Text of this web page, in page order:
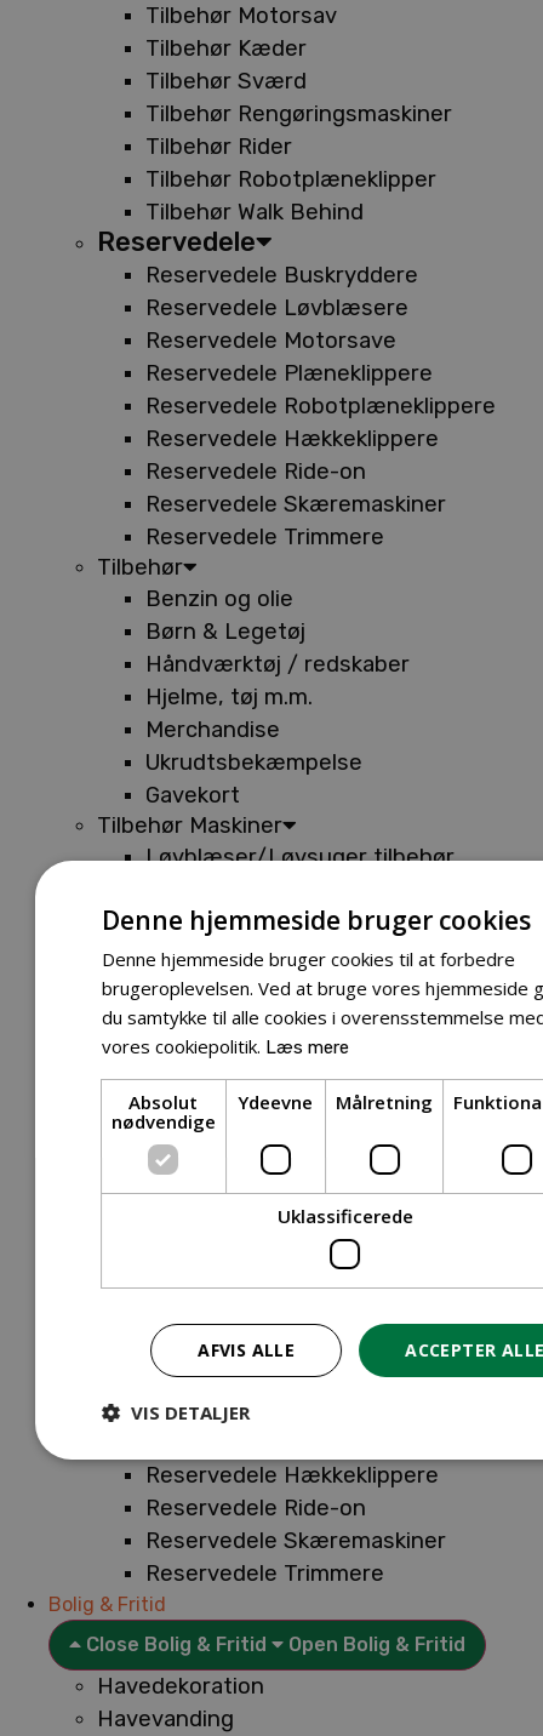
Tilbehør Motorsav
Tilbehør Kæder
Tilbehør Sværd
Tilbehør Rengøringsmaskiner
Tilbehør Rider
Tilbehør Robotplæneklipper
Tilbehør Walk Behind
Reservedele
Reservedele Buskryddere
Reservedele Løvblæsere
Reservedele Motorsave
Reservedele Plæneklippere
Reservedele Robotplæneklippere
Reservedele Hækkeklippere
Reservedele Ride-on
Reservedele Skæremaskiner
Reservedele Trimmere
Tilbehør
Benzin og olie
Børn & Legetøj
Håndværktøj / redskaber
Hjelme, tøj m.m.
Merchandise
Ukrudtsbekæmpelse
Gavekort
Tilbehør Maskiner
Løvblæser/Løvsuger tilbehør
Tilbehør Buskryddere og Trimmere
Tilbehør Entreprenørudstyr
Tilbehør Havetraktor
Tilbehør Hækkeklippere
Tilbehør Motorsav
Tilbehør Kæder
Tilbehør Sværd
Tilbehør Rengøringsmaskiner
Tilbehør Robotplæneklipper
Tilbehør Walk Behind
Reservedele Løvblæsere
Reservedele Motorsave
Reservedele Plæneklippere
Reservedele Hækkeklippere
Reservedele Ride-on
Reservedele Skæremaskiner
Reservedele Trimmere
Bolig & Fritid
Close Bolig & Fritid
Open Bolig & Fritid
Havedekoration
Havevanding
Denne hjemmeside bruger cookies
Denne hjemmeside bruger cookies til at forbedre
brugeroplevelsen. Ved at bruge vores hjemmeside
du samtykke til alle cookies i overensstemmelse
vores cookiepolitik. Læs mere
Absolut
nødvendige
Ydeevne Målretning
Uklassificerede
ACCEPTER
AFVIS ALLE
VIS DETALJER